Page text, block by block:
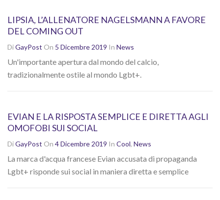
LIPSIA, L’ALLENATORE NAGELSMANN A FAVORE
DEL COMING OUT
DiGayPost On 5 Dicembre 2019 In News
Un'importante apertura dal mondo del calcio,
tradizionalmente ostile al mondo Lgbt+.
EVIAN E LA RISPOSTA SEMPLICE E DIRETTA AGLI
OMOFOBI SUI SOCIAL
DiGayPost On 4 Dicembre 2019 In Cool, News
La marca d'acqua francese Evian accusata di propaganda
Lgbt+ risponde sui social in maniera diretta e semplice